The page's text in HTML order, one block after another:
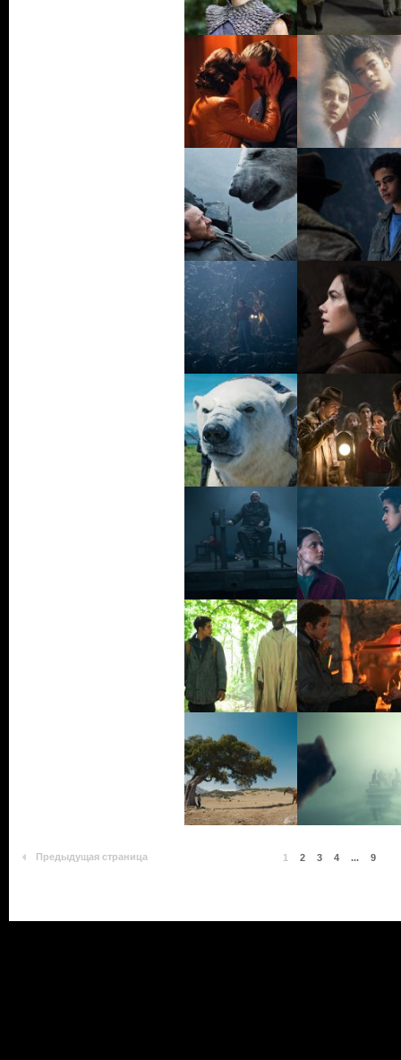
Предыдущая страница 1 2 3 4 ... 9